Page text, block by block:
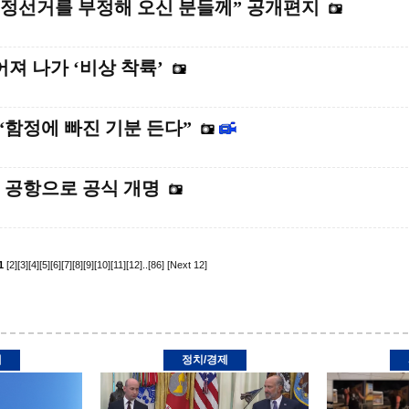
선거를 부정해 오신 분들께” 공개편지
나가 ‘비상 착륙’
정에 빠진 기분 든다”
항으로 공식 개명
[2][3][4][5][6][7][8][9][10][11][12].. [86] [Next 12]
정치/경제